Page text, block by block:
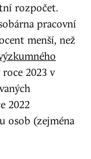
rozpočet.
pracovní
menší, než
2023 v
2022
osob (zejména